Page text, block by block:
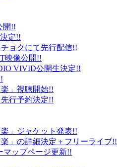
開!!
定!!
ョクにて先行配信!!
映像公開!!
VIVID公開生決定!!
」視聴開始!!
行予約決定!!
」ジャケット発表!!
」の詳細決定＋フリーライブ!!
マップページ更新!!